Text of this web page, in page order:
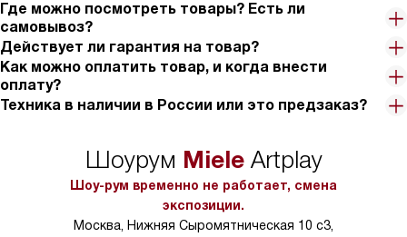
каждую заявленную характеристику, никаких недостатков или
недоработок не заметил. Это не такая частая история, если
что. Поэтому советую сто раз подумать, выбрать как следует
и потом пользоваться в свое удовольствие.
Где можно посмотреть товары? Есть ли
самовывоз?
Действует ли гарантия на товар?
Как можно оплатить товар, и когда внести
оплату?
Техника в наличии в России или это предзаказ?
Шоурум MieleArtplay
Шоу-рум временно не работает, смена
экспозиции.
Москва, Нижняя Сыромятническая 10 с3,